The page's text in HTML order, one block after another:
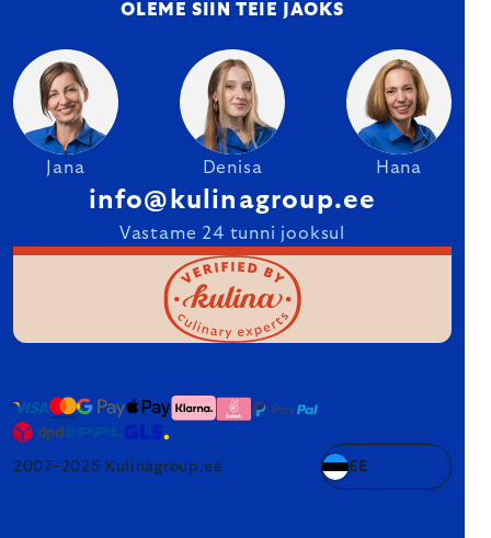
OLEME SIIN TEIE JAOKS
Jana Denisa Hana
info@kulinagroup.ee
Vastame 24 tunni jooksul
2007–2025 Kulinagroup.ee EE